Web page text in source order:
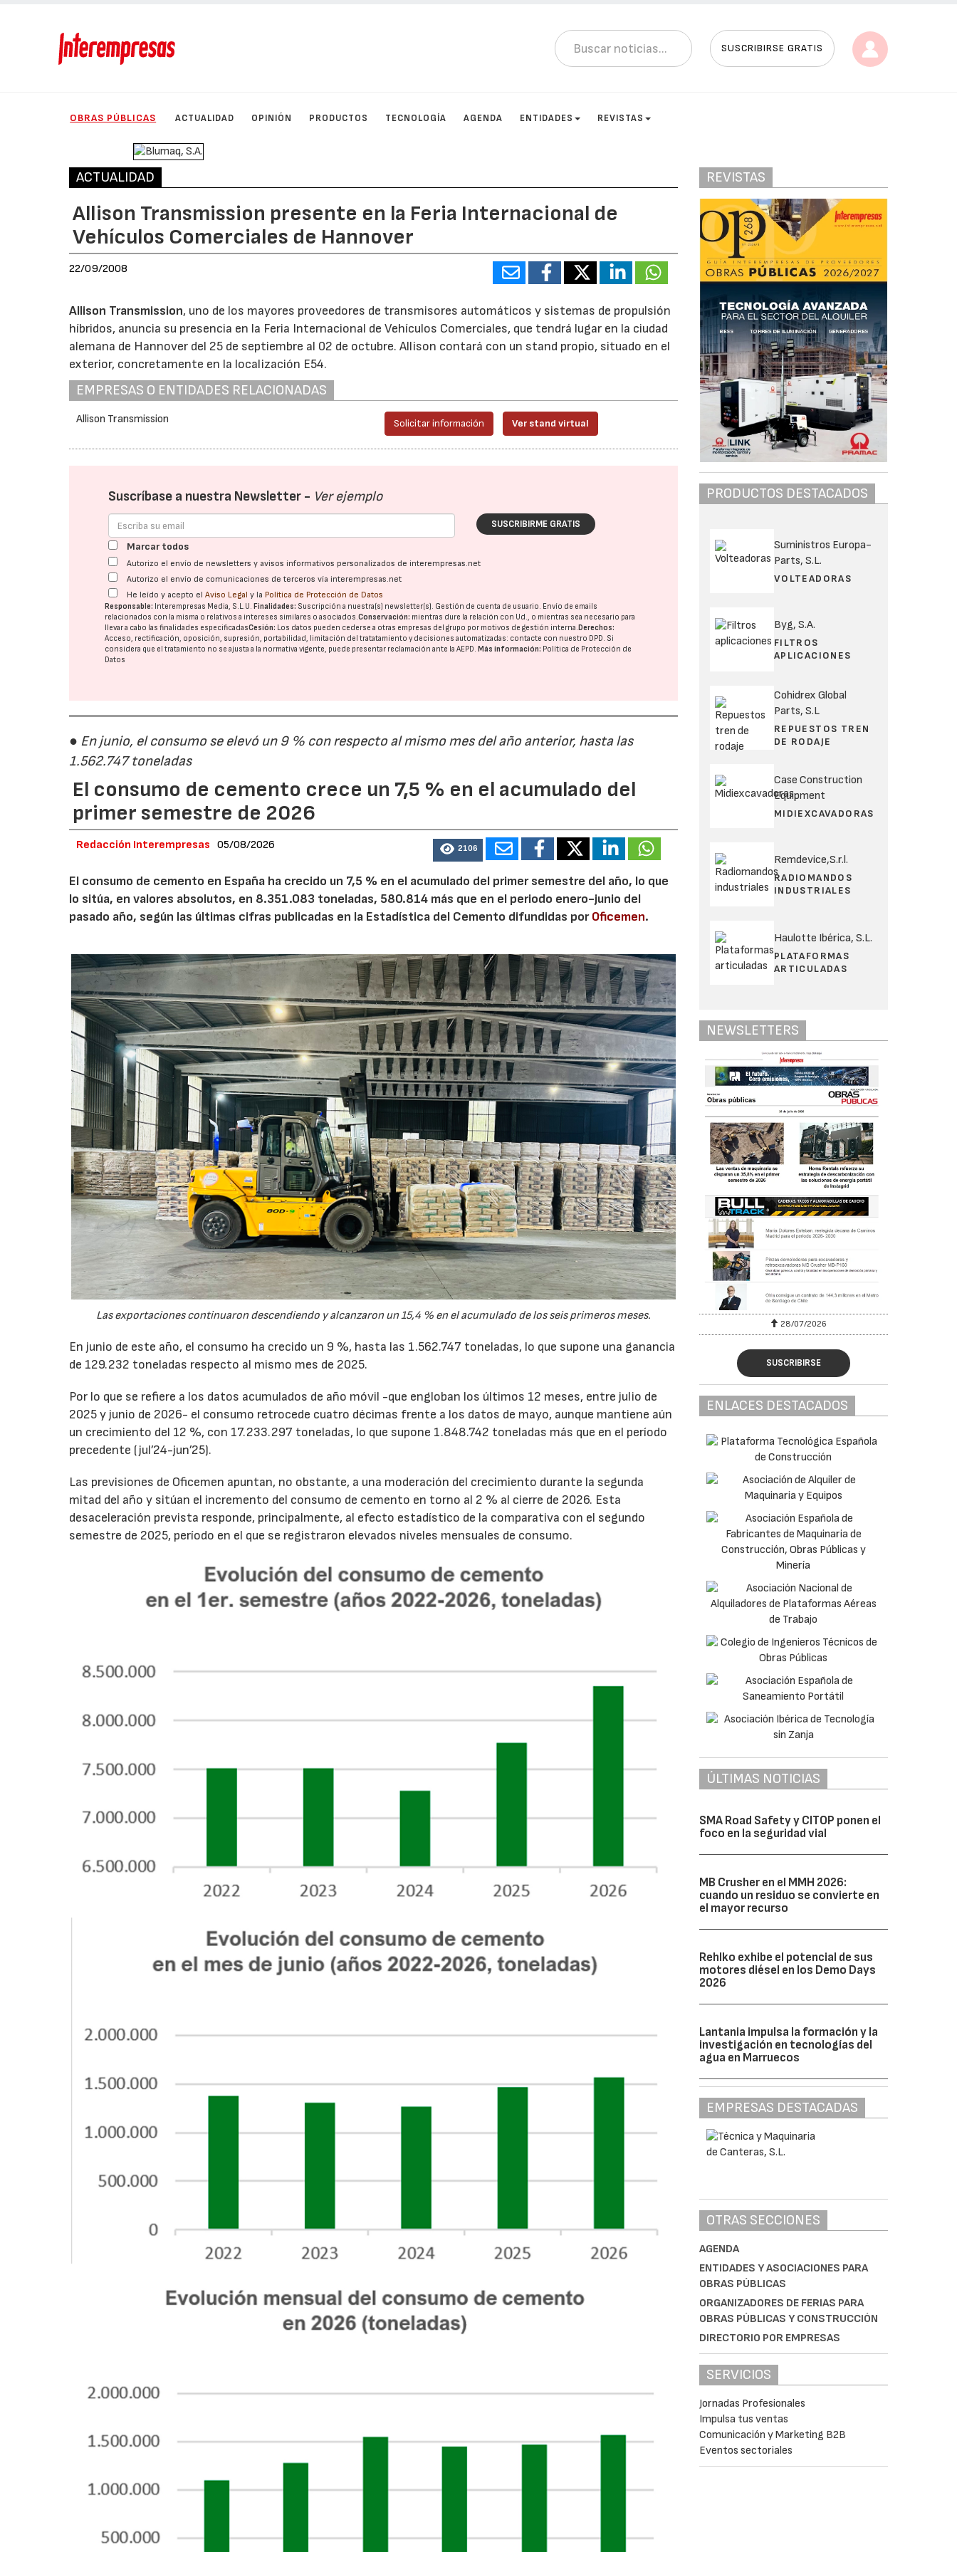
SUSCRIBIRSE GRATIS
OBRAS PÚBLICAS ACTUALIDAD OPINIÓN PRODUCTOS TECNOLOGÍA AGENDA ENTIDADES REVISTAS
ACTUALIDAD
Allison Transmission presente en la Feria Internacional de
Vehículos Comerciales de Hannover
22/09/2008
Allison Transmission, uno de los mayores proveedores de transmisores automáticos y sistemas de propulsión
híbridos, anuncia su presencia en la Feria Internacional de Vehículos Comerciales, que tendrá lugar en la ciudad
alemana de Hannover del 25 de septiembre al 02 de octubre. Allison contará con un stand propio, situado en el
exterior, concretamente en la localización E54.
EMPRESAS O ENTIDADES RELACIONADAS
Allison Transmission Solicitar información Ver stand virtual
Suscríbase a nuestra Newsletter - Ver ejemplo
SUSCRIBIRME GRATIS
Marcar todos
Autorizo el envío de newsletters y avisos informativos personalizados de interempresas.net
Autorizo el envío de comunicaciones de terceros vía interempresas.net
He leído y acepto elAviso Legal y la Política de Protección de Datos
Responsable: Interempresas Media, S.L.U. Finalidades: Suscripción a nuestra(s) newsletter(s). Gestión de cuenta de usuario. Envío de emails
relacionados con la misma o relativos a intereses similares o asociados.Conservación: mientras dure la relación con Ud., o mientras sea necesario para
llevar a cabo las finalidades especificadasCesión: Los datos pueden cederse a otras empresas del grupo por motivos de gestión interna. Derechos:
Acceso, rectificación, oposición, supresión, portabilidad, limitación del tratatamiento y decisiones automatizadas: contacte con nuestro DPD. Si
considera que el tratamiento no se ajusta a la normativa vigente, puede presentar reclamación ante laAEPD. Más información: Política de Protección de
Datos
● En junio, el consumo se elevó un 9 % con respecto al mismo mes del año anterior, hasta las
1.562.747 toneladas
El consumo de cemento crece un 7,5 % en el acumulado del
primer semestre de 2026
Redacción Interempresas 05/08/2026 2106
El consumo de cemento en España ha crecido un 7,5 % en el acumulado del primer semestre del año, lo que
lo sitúa, en valores absolutos, en 8.351.083 toneladas, 580.814 más que en el periodo enero-junio del
pasado año, según las últimas cifras publicadas en la Estadística del Cemento difundidas porOficemen.
Las exportaciones continuaron descendiendo y alcanzaron un 15,4 % en el acumulado de los seis primeros meses.
En junio de este año, el consumo ha crecido un 9 %, hasta las 1.562.747 toneladas, lo que supone una ganancia
de 129.232 toneladas respecto al mismo mes de 2025.
Por lo que se refiere a los datos acumulados de año móvil -que engloban los últimos 12 meses, entre julio de
2025 y junio de 2026- el consumo retrocede cuatro décimas frente a los datos de mayo, aunque mantiene aún
un crecimiento del 12 %, con 17.233.297 toneladas, lo que supone 1.848.742 toneladas más que en el período
precedente (jul’24-jun’25).
Las previsiones de Oficemen apuntan, no obstante, a una moderación del crecimiento durante la segunda
mitad del año y sitúan el incremento del consumo de cemento en torno al 2 % al cierre de 2026. Esta
desaceleración prevista responde, principalmente, al efecto estadístico de la comparativa con el segundo
semestre de 2025, período en el que se registraron elevados niveles mensuales de consumo.
REVISTAS
PRODUCTOS DESTACADOS
Suministros Europa-
Parts, S.L.
VOLTEADORAS
Byg, S.A.
FILTROS
APLICACIONES
Cohidrex Global
Parts, S.L
REPUESTOS TREN
DE RODAJE
Case Construction
Equipment
MIDIEXCAVADORAS
Remdevice,S.r.l.
RADIOMANDOS
INDUSTRIALES
Haulotte Ibérica, S.L.
PLATAFORMAS
ARTICULADAS
NEWSLETTERS
28/07/2026
SUSCRIBIRSE
ENLACES DESTACADOS
ÚLTIMAS NOTICIAS
SMA Road Safety y CITOP ponen el
foco en la seguridad vial
MB Crusher en el MMH 2026:
cuando un residuo se convierte en
el mayor recurso
Rehlko exhibe el potencial de sus
motores diésel en los Demo Days
2026
Lantania impulsa la formación y la
investigación en tecnologías del
agua en Marruecos
EMPRESAS DESTACADAS
OTRAS SECCIONES
AGENDA
ENTIDADES Y ASOCIACIONES PARA
OBRAS PÚBLICAS
ORGANIZADORES DE FERIAS PARA
OBRAS PÚBLICAS Y CONSTRUCCIÓN
DIRECTORIO POR EMPRESAS
SERVICIOS
Jornadas Profesionales
Impulsa tus ventas
Comunicación y Marketing B2B
Eventos sectoriales